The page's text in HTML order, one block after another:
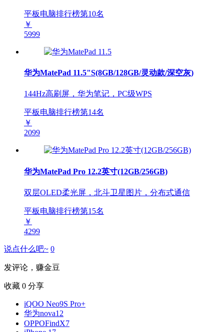
平板电脑排行榜第10名
￥
5999
华为MatePad 11.5"S(8GB/128GB/灵动款/深空灰)
144Hz高刷屏，华为笔记，PC级WPS
平板电脑排行榜第14名
￥
2099
华为MatePad Pro 12.2英寸(12GB/256GB)
双层OLED柔光屏，北斗卫星图片，分布式通信
平板电脑排行榜第15名
￥
4299
说点什么吧~ 0
发评论，赚金豆
收藏 0 分享
iQOO Neo9S Pro+
华为nova12
OPPOFindX7